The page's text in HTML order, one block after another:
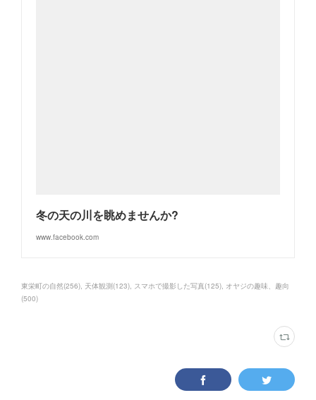
冬の天の川を眺めませんか?
www.facebook.com
東栄町の自然(256) 天体観測(123) スマホで撮影した写真(125) オヤジの趣味、趣向
(500)